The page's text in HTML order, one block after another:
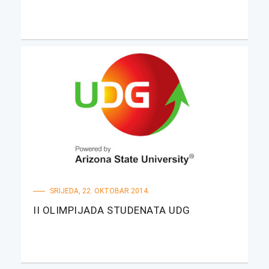
SRIJEDA, 22. OKTOBAR 2014.
II OLIMPIJADA STUDENATA UDG